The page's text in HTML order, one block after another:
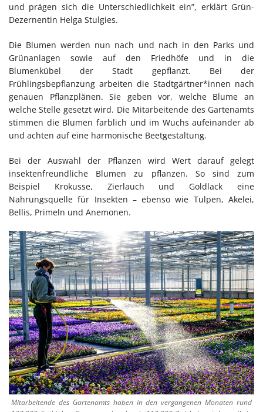
und prägen sich die Unterschiedlichkeit ein”, erklärt Grün-
Dezernentin Helga Stulgies.
Die Blumen werden nun nach und nach in den Parks und
Grünanlagen sowie auf den Friedhöfe und in die
Blumenkübel der Stadt gepflanzt. Bei der
Frühlingsbepflanzung arbeiten die Stadtgärtner*innen nach
genauen Pflanzplänen. Sie geben vor, welche Blume an
welche Stelle gesetzt wird. Die Mitarbeitende des Gartenamts
stimmen die Blumen farblich und im Wuchs aufeinander ab
und achten auf eine harmonische Beetgestaltung.
Bei der Auswahl der Pflanzen wird Wert darauf gelegt
insektenfreundliche Blumen zu pflanzen. So sind zum
Beispiel Krokusse, Zierlauch und Goldlack eine
Nahrungsquelle für Insekten – ebenso wie Tulpen, Akelei,
Bellis, Primeln und Anemonen.
Mitarbeitende des Gartenamts haben in den vergangenen Monaten rund